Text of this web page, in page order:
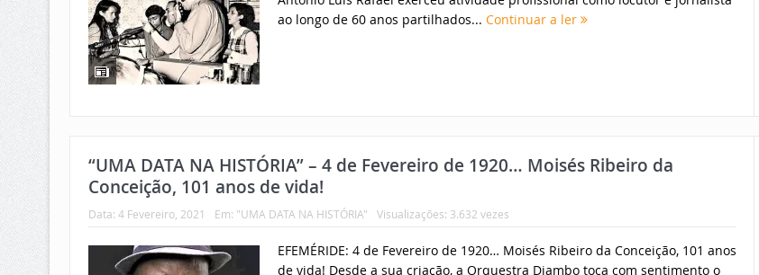
ao longo de 60 anos partilhados... Continuar a ler
“UMA DATA NA HISTÓRIA” – 4 de Fevereiro de 1920… Moisés Ribeiro da
Conceição, 101 anos de vida!
Data: 4 Fevereiro, 2021 Em: "UMA DATA NA HISTÓRIA" Visualizações: 3.632 vezes
EFEMÉRIDE: 4 de Fevereiro de 1920… Moisés Ribeiro da Conceição, 101 anos
de vida! Desde a sua criação, a Orquestra Djambo toca com sentimento o